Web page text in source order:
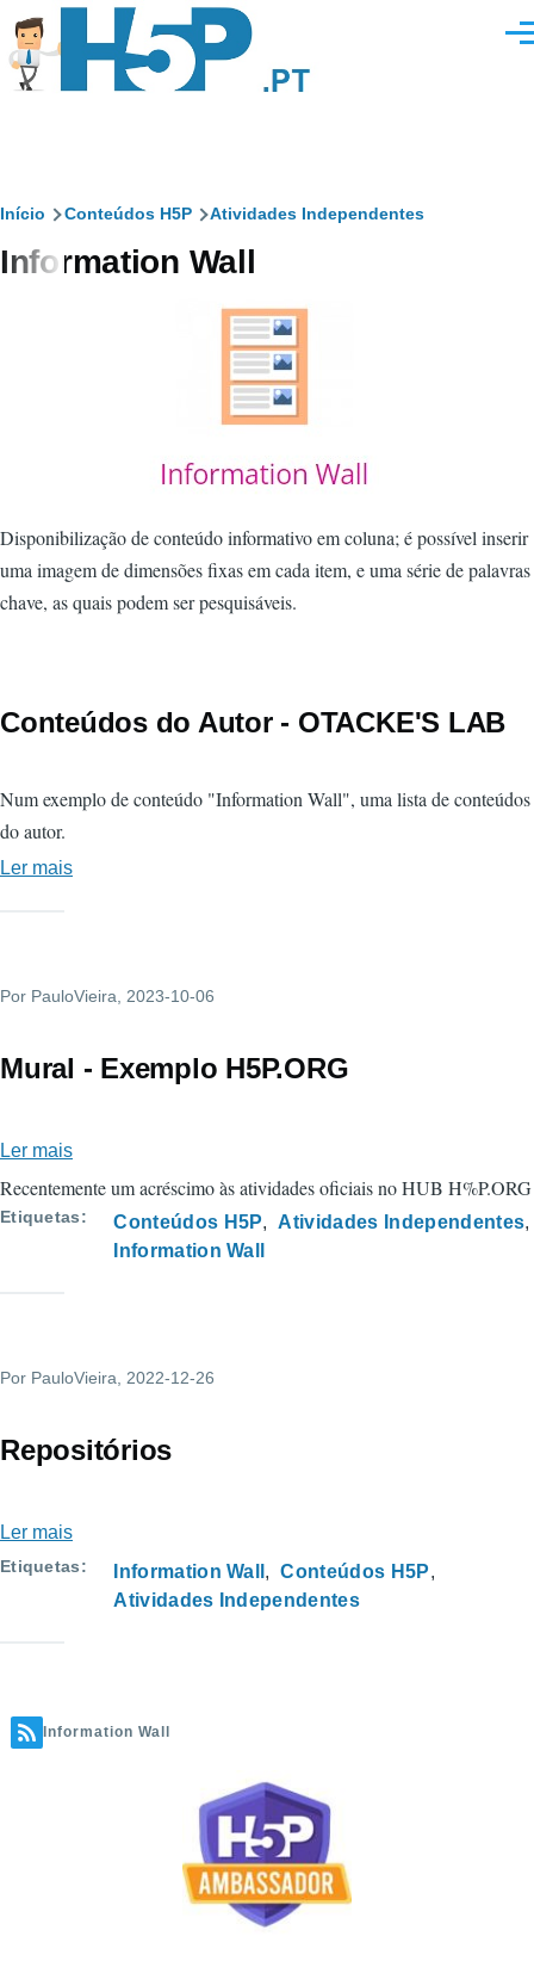
Passar para o conteúdo principal
Navegação
estrutural
Início Conteúdos H5P Atividades Independentes
Information Wall
Disponibilização de conteúdo informativo em coluna; é possível inserir
uma imagem de dimensões fixas em cada item, e uma série de palavras
chave, as quais podem ser pesquisáveis.
Conteúdos do Autor - OTACKE'S LAB
Num exemplo de conteúdo "Information Wall", uma lista de conteúdos
do autor.
Ler mais
-
LAB
Por PauloVieira, 2023-10-06
Mural - Exemplo H5P.ORG
Ler mais
Mural
-
Exemplo
Recentemente um acréscimo às atividades oficiais no HUB H%P.ORG
Etiquetas Conteúdos H5P
Atividades Independentes
Information Wall
Por PauloVieira, 2022-12-26
Repositórios
Ler mais
Repositórios
Etiquetas Information Wall
Conteúdos H5P
Atividades Independentes
Information Wall